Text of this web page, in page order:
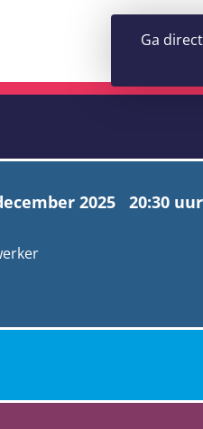
Ga
2025 20:30 uur